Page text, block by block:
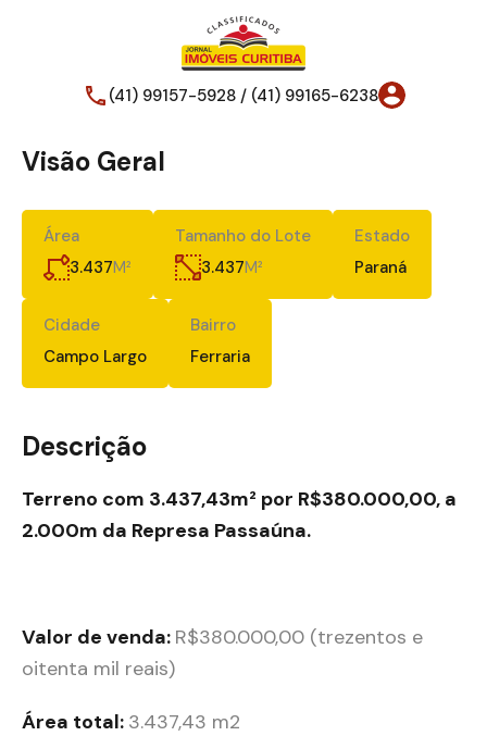
(41) 99157-5928 / (41) 99165-6238
Visão Geral
Área
3.437M²
Tamanho do Lote
3.437M²
Estado
Paraná
Cidade
Campo Largo
Bairro
Ferraria
Descrição
Terreno com 3.437,43m² por R$380.000,00, a
2.000m da Represa Passaúna.
Valor de venda: R$380.000,00 (trezentos e
oitenta mil reais)
Área total: 3.437,43 m2